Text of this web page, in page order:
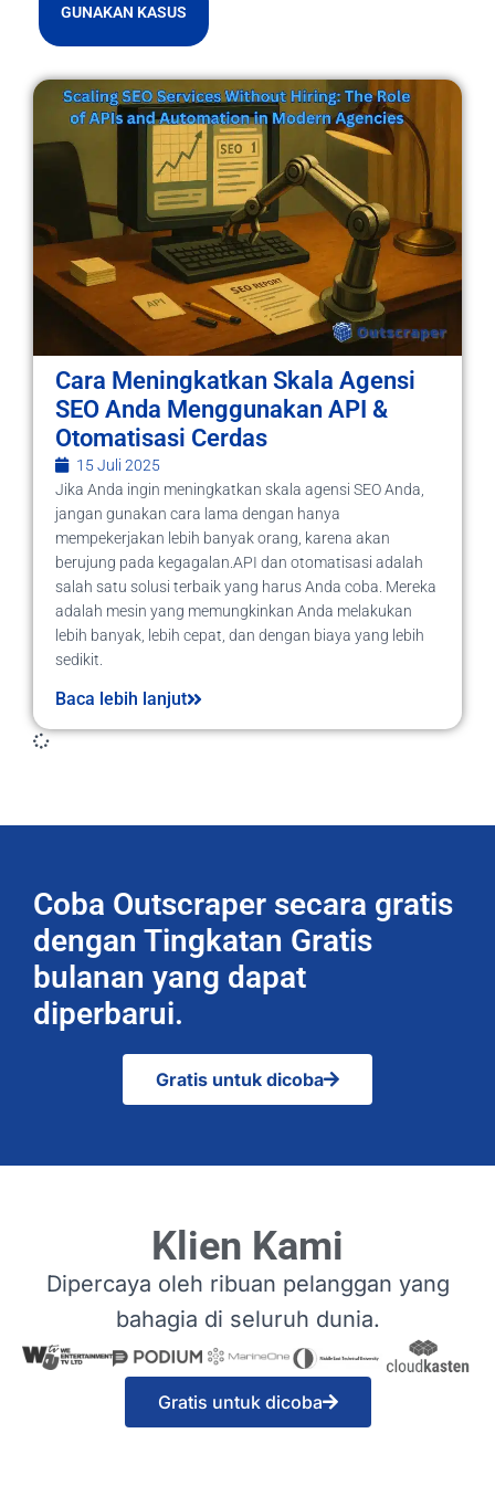
GUNAKAN KASUS
Cara Meningkatkan Skala Agensi
SEO Anda Menggunakan API &
Otomatisasi Cerdas
15 Juli 2025
Jika Anda ingin meningkatkan skala agensi SEO Anda,
jangan gunakan cara lama dengan hanya
mempekerjakan lebih banyak orang, karena akan
berujung pada kegagalan.API dan otomatisasi adalah
salah satu solusi terbaik yang harus Anda coba. Mereka
adalah mesin yang memungkinkan Anda melakukan
lebih banyak, lebih cepat, dan dengan biaya yang lebih
sedikit.
Baca lebih lanjut
Coba Outscraper secara gratis
dengan Tingkatan Gratis
bulanan yang dapat
diperbarui.
Gratis untuk dicoba
Klien Kami
Dipercaya oleh ribuan pelanggan yang
bahagia di seluruh dunia.
Gratis untuk dicoba